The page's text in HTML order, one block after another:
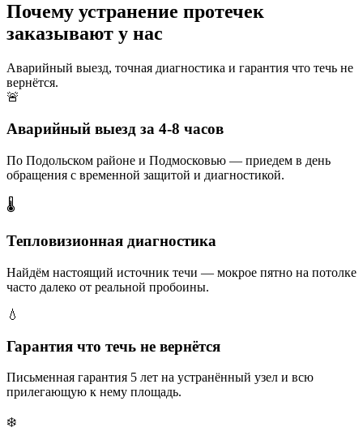
Почему устранение протечек
заказывают у нас
Аварийный выезд, точная диагностика и гарантия что течь не
вернётся.
🚨
Аварийный выезд за 4-8 часов
По Подольском районе и Подмосковью — приедем в день
обращения с временной защитой и диагностикой.
🌡️
Тепловизионная диагностика
Найдём настоящий источник течи — мокрое пятно на потолке
часто далеко от реальной пробоины.
💧
Гарантия что течь не вернётся
Письменная гарантия 5 лет на устранённый узел и всю
прилегающую к нему площадь.
❄️